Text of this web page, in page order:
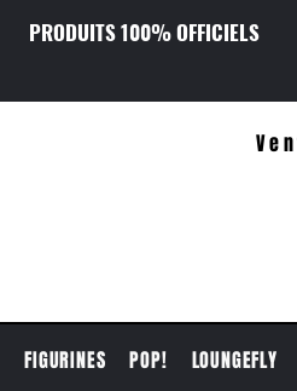
PRODUITS 100% OFFICIELS
FIGURINES POP! LOUNGEFLY